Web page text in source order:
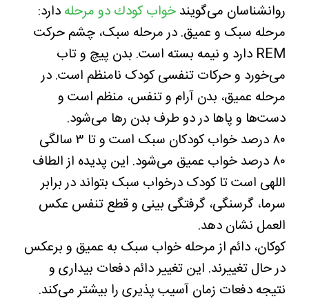
روانشناسان می‌گویندخواب كودك دو مرحلهدارد:
مرحله سبک و عميق. در مرحله سبک، چشم حركت
REM دارد و نيمه بسته است. بدن پيچ و تاب
می‌خورد و حركات تنفسی كودک نامنظم است. در
مرحله عميق، بدن آرام و تنفس، منظم است و
دست‌ها و پاها در دو طرف بدن رها می‌شود.
۸۰ درصد خواب كودكان سبک است و تا ۳ سالگی
۸۰ درصد خواب عميق می‌شود. اين پديده از الطاف
اللهی است تا كودک درخواب سبک بتواند در برابر
سرما، گرسنگی، گرفتگی بينی و قطع تنفس عكس
العمل نشان دهد.
كوكان، دائم از مرحله خواب سبک به عميق و برعكس
در حال تغييرند. اين تغيير دائم دفعات بيداری و
نتيجه دفعات زمان آسيب پذيری را بيشتر می‌كند.